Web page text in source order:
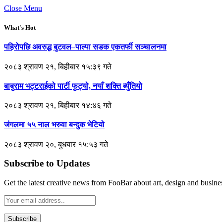
Close Menu
What's Hot
पहिरोपछि अवरुद्ध बुटवल–पाल्पा सडक एकतर्फी सञ्चालनमा
२०८३ श्रावण २१, बिहीबार १५:३९ गते
बाबुराम भट्टराईको पार्टी फुट्यो, नयाँ शक्ति ब्युँतियो
२०८३ श्रावण २१, बिहीबार १४:४६ गते
जंगलमा ५५ नाल भरुवा बन्दुक भेटियो
२०८३ श्रावण २०, बुधबार १५:५३ गते
Subscribe to Updates
Get the latest creative news from FooBar about art, design and